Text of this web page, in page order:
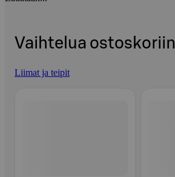
Vaihtelua ostoskoriin
Liimat ja teipit